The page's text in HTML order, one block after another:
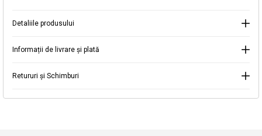
Detaliile produsului
Informații de livrare și plată
Retururi și Schimburi